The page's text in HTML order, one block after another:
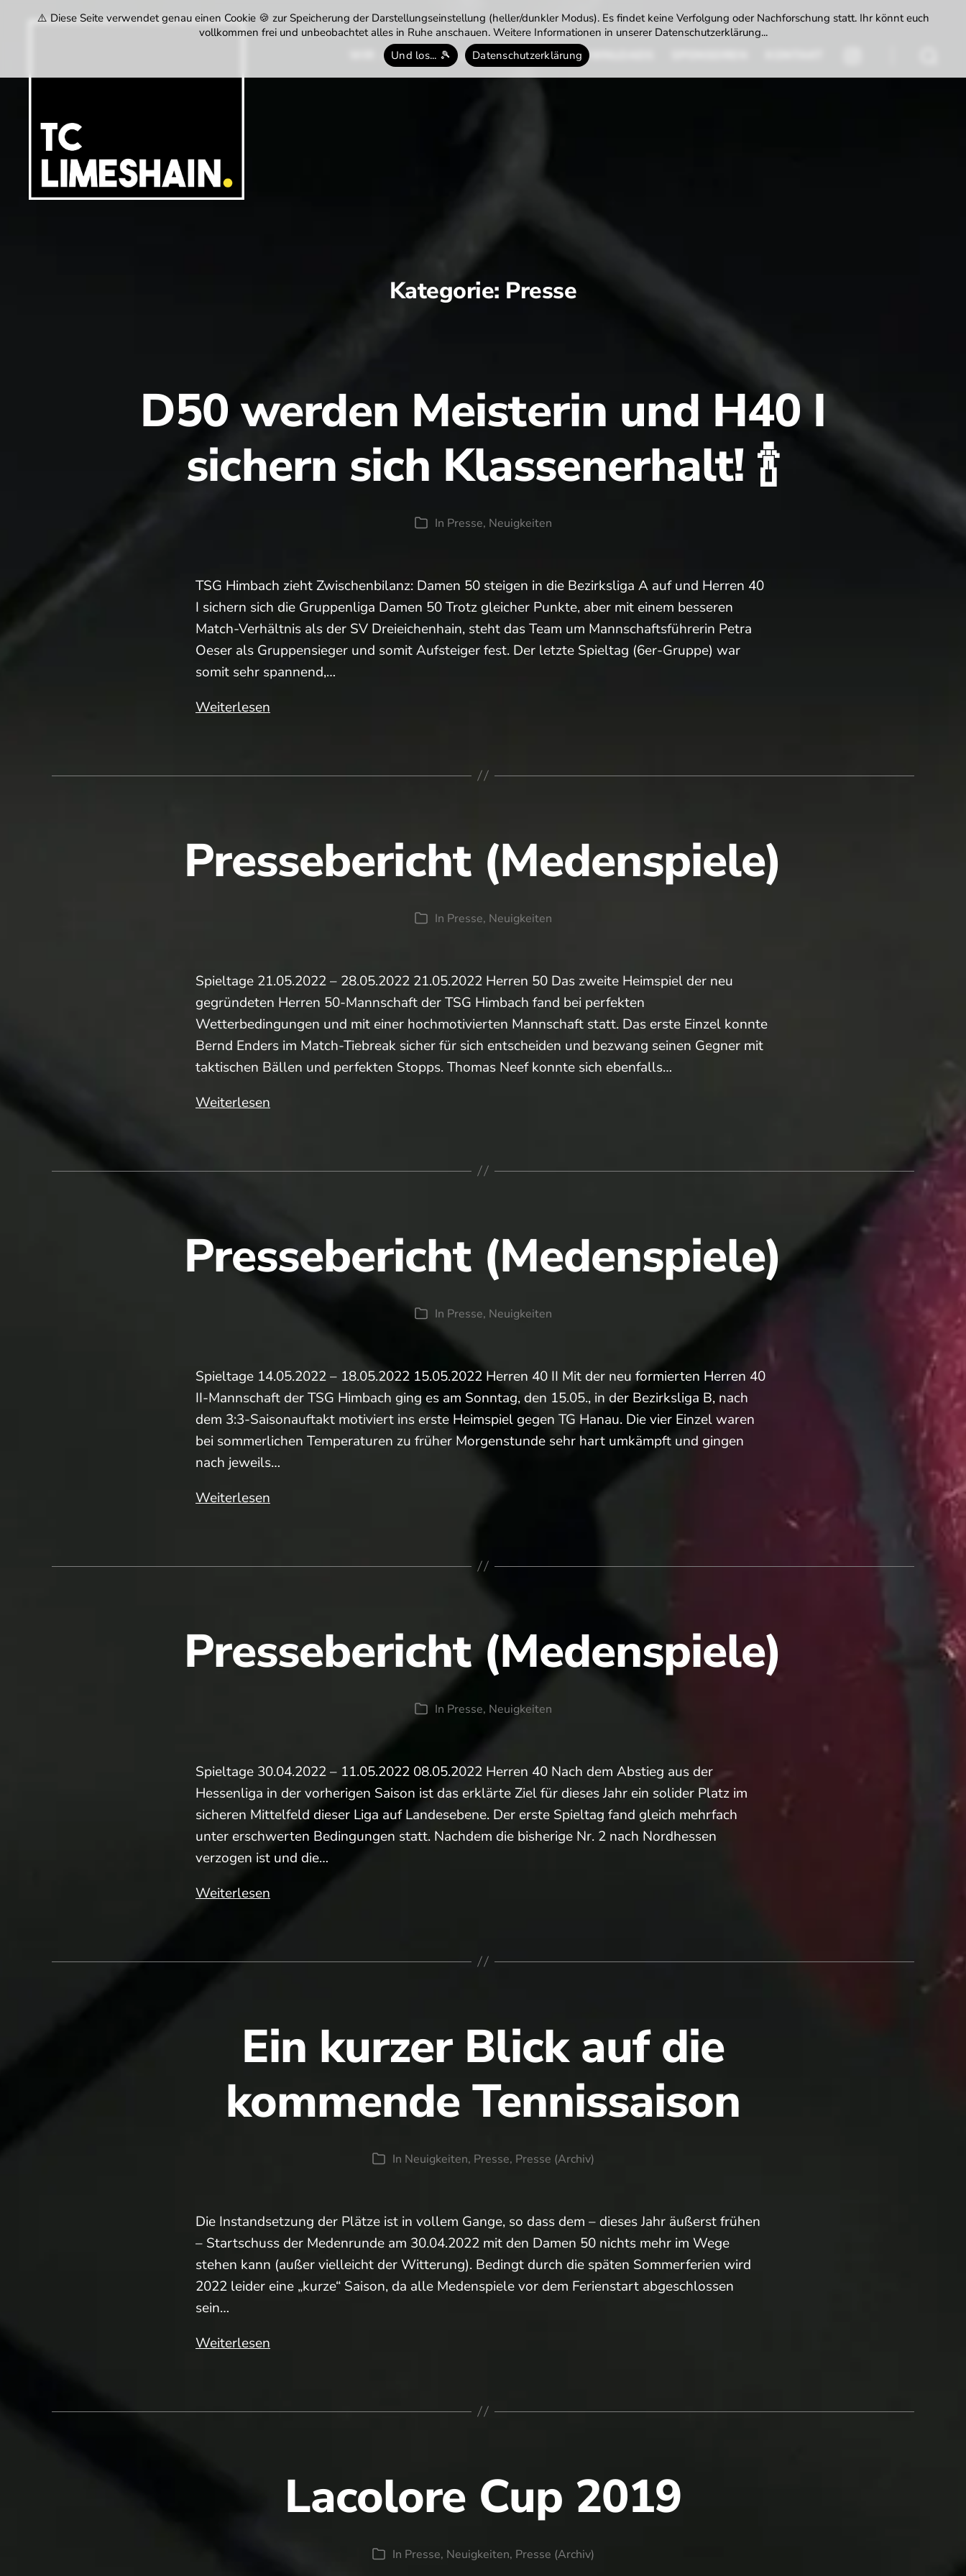
TENNIS TERMINE DOWNLOADS
Kategorie: Presse
D50 werden Meisterin und H40 I
sichern sich Klassenerhalt! 🍾
Kategorien
In Presse, Neuigkeiten
TSG Himbach zieht Zwischenbilanz: Damen 50 steigen in die Bezirksliga A auf und Herren 40
I sichern sich die Gruppenliga Damen 50 Trotz gleicher Punkte, aber mit einem besseren
Match-Verhältnis als der SV Dreieichenhain, steht das Team um Mannschaftsführerin Petra
Oeser als Gruppensieger und somit Aufsteiger fest. Der letzte Spieltag (6er-Gruppe) war
somit sehr spannend,…
Weiterlesen
und
sich
Klassenerhalt!
Pressebericht (Medenspiele)
Kategorien
In Presse, Neuigkeiten
Spieltage 21.05.2022 – 28.05.2022 21.05.2022 Herren 50 Das zweite Heimspiel der neu
gegründeten Herren 50-Mannschaft der TSG Himbach fand bei perfekten
Wetterbedingungen und mit einer hochmotivierten Mannschaft statt. Das erste Einzel konnte
Bernd Enders im Match-Tiebreak sicher für sich entscheiden und bezwang seinen Gegner mit
taktischen Bällen und perfekten Stopps. Thomas Neef konnte sich ebenfalls…
Weiterlesen
Pressebericht (Medenspiele)
Kategorien
In Presse, Neuigkeiten
Spieltage 14.05.2022 – 18.05.2022 15.05.2022 Herren 40 II Mit der neu formierten Herren 40
II-Mannschaft der TSG Himbach ging es am Sonntag, den 15.05., in der Bezirksliga B, nach
dem 3:3-Saisonauftakt motiviert ins erste Heimspiel gegen TG Hanau. Die vier Einzel waren
bei sommerlichen Temperaturen zu früher Morgenstunde sehr hart umkämpft und gingen
nach jeweils…
Weiterlesen
Pressebericht (Medenspiele)
Kategorien
In Presse, Neuigkeiten
Spieltage 30.04.2022 – 11.05.2022 08.05.2022 Herren 40 Nach dem Abstieg aus der
Hessenliga in der vorherigen Saison ist das erklärte Ziel für dieses Jahr ein solider Platz im
sicheren Mittelfeld dieser Liga auf Landesebene. Der erste Spieltag fand gleich mehrfach
unter erschwerten Bedingungen statt. Nachdem die bisherige Nr. 2 nach Nordhessen
verzogen ist und die…
Weiterlesen
Ein kurzer Blick auf die
kommende Tennissaison
Kategorien
In Neuigkeiten, Presse, Presse (Archiv)
Die Instandsetzung der Plätze ist in vollem Gange, so dass dem – dieses Jahr äußerst frühen
– Startschuss der Medenrunde am 30.04.2022 mit den Damen 50 nichts mehr im Wege
stehen kann (außer vielleicht der Witterung). Bedingt durch die späten Sommerferien wird
2022 leider eine „kurze“ Saison, da alle Medenspiele vor dem Ferienstart abgeschlossen
sein…
Weiterlesen
auf
Lacolore Cup 2019
Kategorien
In Presse, Neuigkeiten, Presse (Archiv)
⚠️ Diese Seite verwendet genau einen Cookie 🍪 zur Speicherung der Darstellungseinstellung (heller/dunkler Modus). Es findet keine Verfolgung oder Nachforschung statt. Ihr könnt euch
vollkommen frei und unbeobachtet alles in Ruhe anschauen. Weitere Informationen in unserer Datenschutzerklärung...
Und los... 🎾
Datenschutzerklärung